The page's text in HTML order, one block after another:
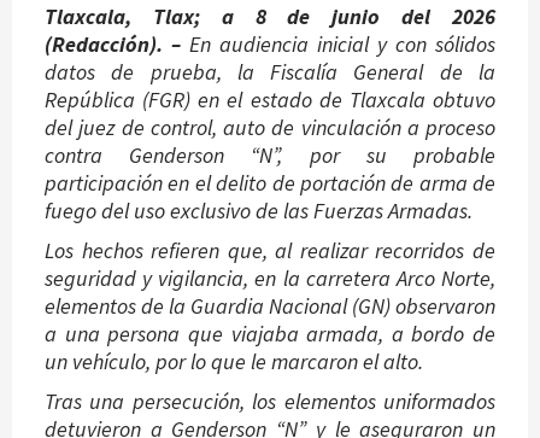
Tlaxcala, Tlax;a 8 de junio del 2026
(Redacción). – En audiencia inicial y con sólidos
datos de prueba, la Fiscalía General de la
República (FGR) en el estado de Tlaxcala obtuvo
del juez de control, auto de vinculación a proceso
contra Genderson “N”, por su probable
participación en el delito de portación de arma de
fuego del uso exclusivo de las Fuerzas Armadas.
Los hechos refieren que, al realizar recorridos de
seguridad y vigilancia, en la carretera Arco Norte,
elementos de la Guardia Nacional (GN) observaron
a una persona que viajaba armada, a bordo de
un vehículo, por lo que le marcaron el alto.
Tras una persecución, los elementos uniformados
detuvieron a Genderson “N” y le aseguraron un